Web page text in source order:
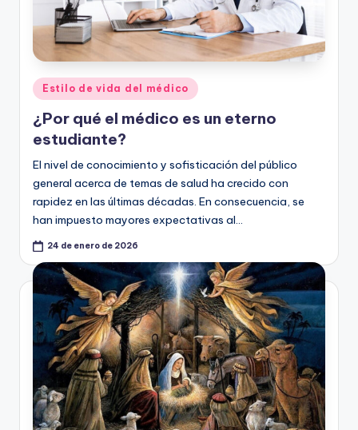
Publicado
en
Estilo de vida del médico
¿Por qué el médico es un eterno
estudiante?
El nivel de conocimiento y sofisticación del público
general acerca de temas de salud ha crecido con
rapidez en las últimas décadas. En consecuencia, se
han impuesto mayores expectativas al…
24 de enero de 2026